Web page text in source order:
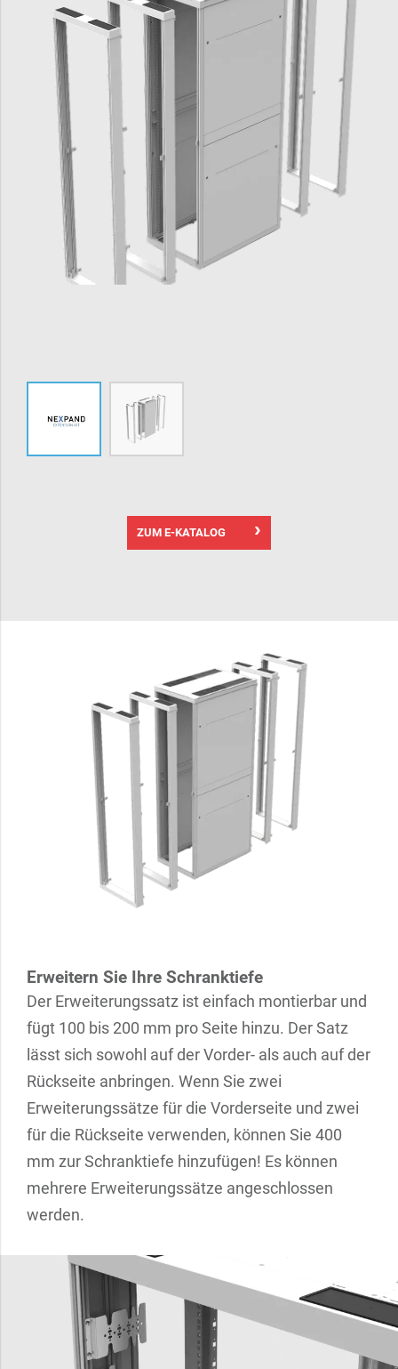
ZUM E-KATALOG
Erweitern Sie Ihre Schranktiefe
Der Erweiterungssatz ist einfach montierbar und
fügt 100 bis 200 mm pro Seite hinzu. Der Satz
lässt sich sowohl auf der Vorder- als auch auf der
Rückseite anbringen. Wenn Sie zwei
Erweiterungssätze für die Vorderseite und zwei
für die Rückseite verwenden, können Sie 400
mm zur Schranktiefe hinzufügen! Es können
mehrere Erweiterungssätze angeschlossen
werden.